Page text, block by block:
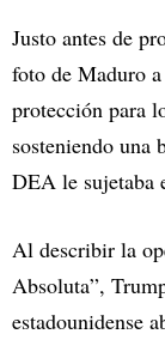
Justo antes de
foto de Maduro
protección para
sosteniendo una
DEA le sujetaba
Al describir la
Absoluta”,
estadounidense